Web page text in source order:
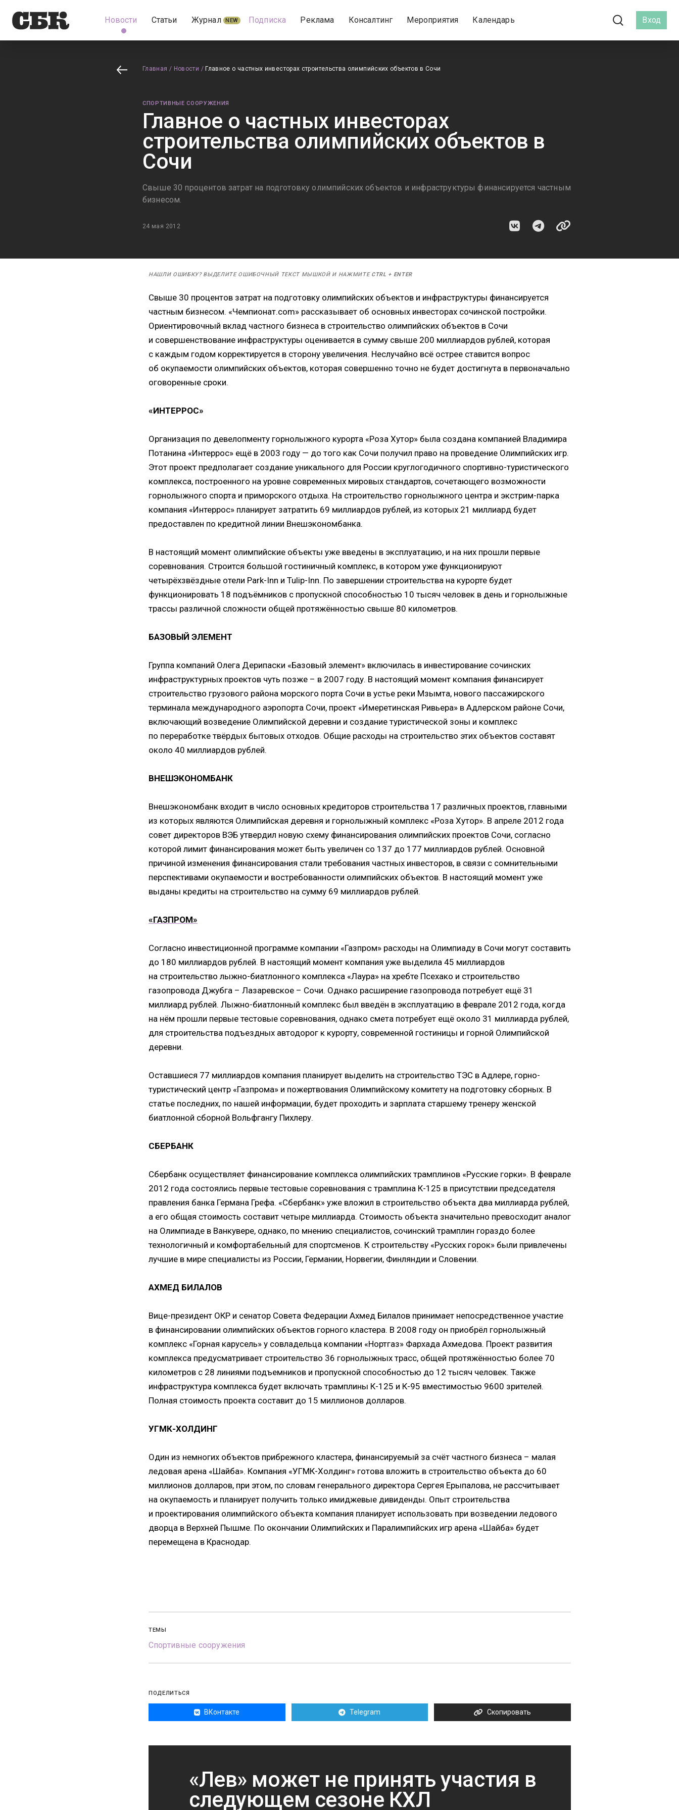
Новости Статьи Журнал NEW Подписка Реклама Консалтинг Мероприятия Календарь Вход
Главная / Новости / Главное о частных инвесторах строительства олимпийских объектов в Сочи
СПОРТИВНЫЕ СООРУЖЕНИЯ
Главное о частных инвесторах
строительства олимпийских объектов в
Сочи
Свыше 30 процентов затрат на подготовку олимпийских объектов и инфраструктуры финансируется частным
бизнесом.
24 мая 2012
НАШЛИ ОШИБКУ? ВЫДЕЛИТЕ ОШИБОЧНЫЙ ТЕКСТ МЫШКОЙ И НАЖМИТЕ CTRL + ENTER
Свыше 30 процентов затрат на подготовку олимпийских объектов и инфраструктуры финансируется
частным бизнесом. «Чемпионат.com» рассказывает об основных инвесторах сочинской постройки.
Ориентировочный вклад частного бизнеса в строительство олимпийских объектов в Сочи
и совершенствование инфраструктуры оценивается в сумму свыше 200 миллиардов рублей, которая
с каждым годом корректируется в сторону увеличения. Неслучайно всё острее ставится вопрос
об окупаемости олимпийских объектов, которая совершенно точно не будет достигнута в первоначально
оговоренные сроки.
«ИНТЕРРОС»
Организация по девелопменту горнолыжного курорта «Роза Хутор» была создана компанией Владимира
Потанина «Интеррос» ещё в 2003 году — до того как Сочи получил право на проведение Олимпийских игр.
Этот проект предполагает создание уникального для России круглогодичного спортивно-туристического
комплекса, построенного на уровне современных мировых стандартов, сочетающего возможности
горнолыжного спорта и приморского отдыха. На строительство горнолыжного центра и экстрим-парка
компания «Интеррос» планирует затратить 69 миллиардов рублей, из которых 21 миллиард будет
предоставлен по кредитной линии Внешэкономбанка.
В настоящий момент олимпийские объекты уже введены в эксплуатацию, и на них прошли первые
соревнования. Строится большой гостиничный комплекс, в котором уже функционируют
четырёхзвёздные отели Park-Inn и Tulip-Inn. По завершении строительства на курорте будет
функционировать 18 подъёмников с пропускной способностью 10 тысяч человек в день и горнолыжные
трассы различной сложности общей протяжённостью свыше 80 километров.
БАЗОВЫЙ ЭЛЕМЕНТ
Группа компаний Олега Дерипаски «Базовый элемент» включилась в инвестирование сочинских
инфраструктурных проектов чуть позже – в 2007 году. В настоящий момент компания финансирует
строительство грузового района морского порта Сочи в устье реки Мзымта, нового пассажирского
терминала международного аэропорта Сочи, проект «Имеретинская Ривьера» в Адлерском районе Сочи,
включающий возведение Олимпийской деревни и создание туристической зоны и комплекс
по переработке твёрдых бытовых отходов. Общие расходы на строительство этих объектов составят
около 40 миллиардов рублей.
ВНЕШЭКОНОМБАНК
Внешэкономбанк входит в число основных кредиторов строительства 17 различных проектов, главными
из которых являются Олимпийская деревня и горнолыжный комплекс «Роза Хутор». В апреле 2012 года
совет директоров ВЭБ утвердил новую схему финансирования олимпийских проектов Сочи, согласно
которой лимит финансирования может быть увеличен со 137 до 177 миллиардов рублей. Основной
причиной изменения финансирования стали требования частных инвесторов, в связи с сомнительными
перспективами окупаемости и востребованности олимпийских объектов. В настоящий момент уже
выданы кредиты на строительство на сумму 69 миллиардов рублей.
«ГАЗПРОМ»
Согласно инвестиционной программе компании «Газпром» расходы на Олимпиаду в Сочи могут составить
до 180 миллиардов рублей. В настоящий момент компания уже выделила 45 миллиардов
на строительство лыжно-биатлонного комплекса «Лаура» на хребте Псехако и строительство
газопровода Джубга – Лазаревское – Сочи. Однако расширение газопровода потребует ещё 31
миллиард рублей. Лыжно-биатлонный комплекс был введён в эксплуатацию в феврале 2012 года, когда
на нём прошли первые тестовые соревнования, однако смета потребует ещё около 31 миллиарда рублей,
для строительства подъездных автодорог к курорту, современной гостиницы и горной Олимпийской
деревни.
Оставшиеся 77 миллиардов компания планирует выделить на строительство ТЭС в Адлере, горно-
туристический центр «Газпрома» и пожертвования Олимпийскому комитету на подготовку сборных. В
статье последних, по нашей информации, будет проходить и зарплата старшему тренеру женской
биатлонной сборной Вольфгангу Пихлеру.
СБЕРБАНК
Сбербанк осуществляет финансирование комплекса олимпийских трамплинов «Русские горки». В феврале
2012 года состоялись первые тестовые соревнования с трамплина К-125 в присутствии председателя
правления банка Германа Грефа. «Сбербанк» уже вложил в строительство объекта два миллиарда рублей,
а его общая стоимость составит четыре миллиарда. Стоимость объекта значительно превосходит аналог
на Олимпиаде в Ванкувере, однако, по мнению специалистов, сочинский трамплин гораздо более
технологичный и комфортабельный для спортсменов. К строительству «Русских горок» были привлечены
лучшие в мире специалисты из России, Германии, Норвегии, Финляндии и Словении.
АХМЕД БИЛАЛОВ
Вице-президент ОКР и сенатор Совета Федерации Ахмед Билалов принимает непосредственное участие
в финансировании олимпийских объектов горного кластера. В 2008 году он приобрёл горнолыжный
комплекс «Горная карусель» у совладельца компании «Нортгаз» Фархада Ахмедова. Проект развития
комплекса предусматривает строительство 36 горнолыжных трасс, общей протяжённостью более 70
километров с 28 линиями подъемников и пропускной способностью до 12 тысяч человек. Также
инфраструктура комплекса будет включать трамплины К-125 и К-95 вместимостью 9600 зрителей.
Полная стоимость проекта составит до 15 миллионов долларов.
УГМК-ХОЛДИНГ
Один из немногих объектов прибрежного кластера, финансируемый за счёт частного бизнеса – малая
ледовая арена «Шайба». Компания «УГМК-Холдинг» готова вложить в строительство объекта до 60
миллионов долларов, при этом, по словам генерального директора Сергея Ерыпалова, не рассчитывает
на окупаемость и планирует получить только имиджевые дивиденды. Опыт строительства
и проектирования олимпийского объекта компания планирует использовать при возведении ледового
дворца в Верхней Пышме. По окончании Олимпийских и Паралимпийских игр арена «Шайба» будет
перемещена в Краснодар.
ТЕМЫ
Спортивные сооружения
ПОДЕЛИТЬСЯ
ВКонтакте Telegram Скопировать
«Лев» может не принять участия в
следующем сезоне КХЛ